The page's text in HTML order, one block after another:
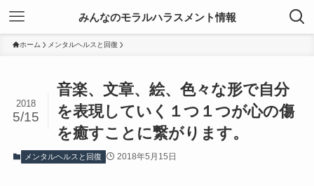
みんなのモラルハラスメント情報
ホーム メンタルヘルスと回復
音楽、文章、絵、色々な形で自分
を表現していく１つ１つが心の傷
を癒すことに繋がります。
2018
5/15
メンタルヘルスと回復 2018年5月15日